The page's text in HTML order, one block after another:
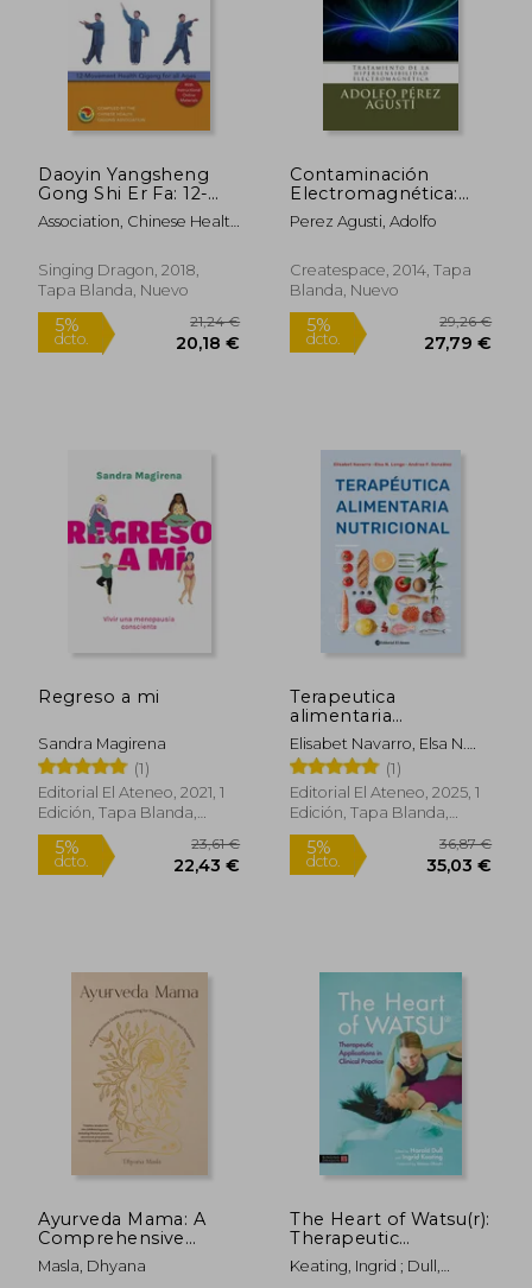
Daoyin Yangsheng
Gong Shi Er Fa: 12-
Movement Health
Qigong for All Ages
Association, Chinese Health
Singing Dragon, 2018,
Tapa Blanda, Nuevo
dcto.
Contaminación
Electromagnética:
Tratamiento de la
Hipersensibilidad
Perez Agusti, Adolfo
Createspace, 2014, Tapa
Blanda, Nuevo
5%
dcto.
Regreso a mi
Sandra Magirena
(1)
Editorial El Ateneo, 2021, 1
Edición, Tapa Blanda,
Nuevo
Terapeutica
alimentaria
nutricional
Elisabet Navarro, Elsa N.
Longo, Andrea F. González
(1)
Editorial El Ateneo, 2025, 1
Edición, Tapa Blanda,
Nuevo
5%
Ayurveda Mama: A
Comprehensive
Guide to Preparing
for Pregnancy, Birth,
Masla, Dhyana
The Heart of Watsu(r):
Therapeutic
Applications in
Clinical Practice (en
Keating, Ingrid ; Dull,